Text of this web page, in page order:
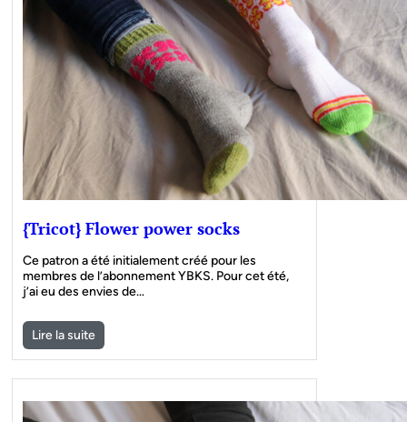
{Tricot} Flower power socks
Ce patron a été initialement créé pour les
membres de l’abonnement YBKS. Pour cet été,
j’ai eu des envies de…
Lire la suite